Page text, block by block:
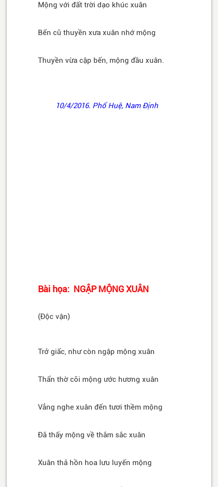
Mộng với đất trời dạo khúc xuân
Bến cũ thuyền xưa xuân nhớ mộng
Thuyền vừa cập bến, mộng đầu xuân.
10/4/2016. Phổ Huệ, Nam Định
Bài họa: NGẬP MỘNG XUÂN
(Độc vận)
Trở giấc, như còn ngập mộng xuân
Thẩn thờ cõi mộng ước hương xuân
Vẳng nghe xuân đến tươi thềm mộng
Đã thấy mộng về thắm sắc xuân
Xuân thả hồn hoa lưu luyến mộng